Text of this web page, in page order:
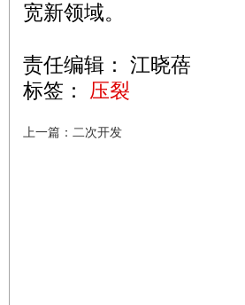
宽新领域。
责任编辑： 江晓蓓
标签： 压裂
上一篇：二次开发